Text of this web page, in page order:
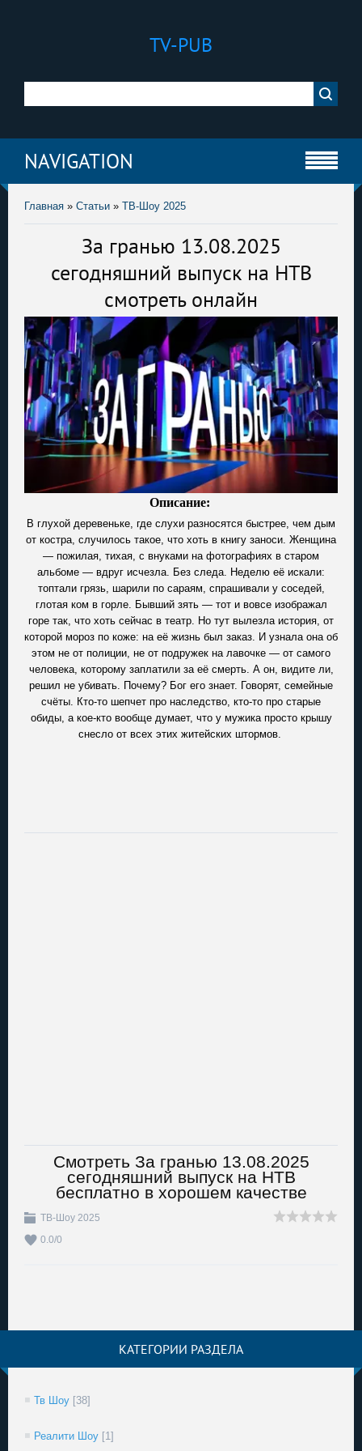
TV-PUB
NAVIGATION
Главная » Статьи » ТВ-Шоу 2025
За гранью 13.08.2025
сегодняшний выпуск на НТВ
смотреть онлайн
Описание:
В глухой деревеньке, где слухи разносятся быстрее, чем дым
от костра, случилось такое, что хоть в книгу заноси. Женщина
— пожилая, тихая, с внуками на фотографиях в старом
альбоме — вдруг исчезла. Без следа. Неделю её искали:
топтали грязь, шарили по сараям, спрашивали у соседей,
глотая ком в горле. Бывший зять — тот и вовсе изображал
горе так, что хоть сейчас в театр. Но тут вылезла история, от
которой мороз по коже: на её жизнь был заказ. И узнала она об
этом не от полиции, не от подружек на лавочке — от самого
человека, которому заплатили за её смерть. А он, видите ли,
решил не убивать. Почему? Бог его знает. Говорят, семейные
счёты. Кто-то шепчет про наследство, кто-то про старые
обиды, а кое-кто вообще думает, что у мужика просто крышу
снесло от всех этих житейских штормов.
Смотреть За гранью 13.08.2025
сегодняшний выпуск на НТВ
бесплатно в хорошем качестве
ТВ-Шоу 2025
0.0/0
КАТЕГОРИИ РАЗДЕЛА
Тв Шоу [38]
Реалити Шоу [1]